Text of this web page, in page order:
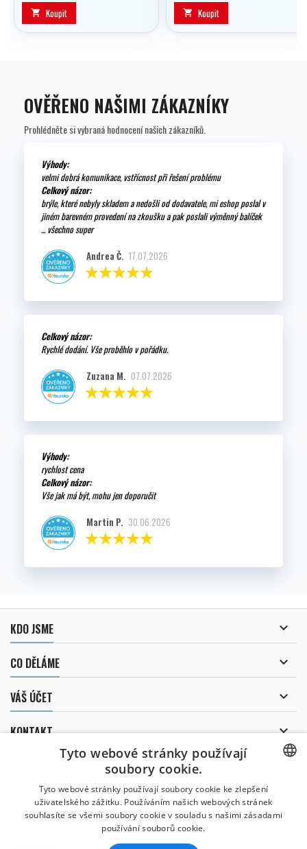
 Koupit  Koupit
OVĚŘENO NAŠIMI ZÁKAZNÍKY
Prohlédněte si vybraná hodnocení našich zákazníků.
Výhody:
velmi dobrá komunikace, vstřícnost při řešení problému
Celkový názor:
brýle, které nebyly skladem a nedošli od dodavatele, mi eshop poslal v
jiném barevném provedení na zkoušku a pak poslali výměnný balíček
... všechno super
Andrea Č. 17.07.2026
Celkový názor:
Rychlé dodání. Vše proběhlo v pořádku.
Zuzana M. 07.07.2026
Výhody:
rychlost cena
Celkový názor:
Vše jak má být, mohu jen doporučit
Martin P. 30.06.2026
KDO JSME 
CO DĚLÁME 
VÁŠ ÚČET 
KONTAKT 
ODBĚR NOVINEK
Uděluji souhlas se
zpracováním osobních údajů.
CZECH
Tyto webové stránky používají
soubory cookie.
Tyto webové stránky používají soubory cookie ke zlepšení
uživatelského zážitku. Používáním našich webových stránek
souhlasíte se všemi soubory cookie v souladu s našimi zásadami
používání souborů cookie.